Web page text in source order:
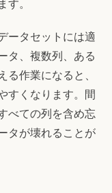
。
ータセットには適
タ、複数列、ある
作業になると、
すくなります。間
べての列を含め忘
タが壊れることが